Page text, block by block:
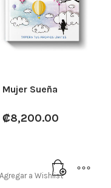
Mujer Sueña
₡8,200.00
Agregar a Wishlist